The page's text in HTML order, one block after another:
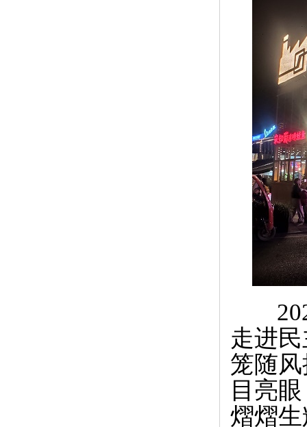
走进
笼随
目亮
熠熠